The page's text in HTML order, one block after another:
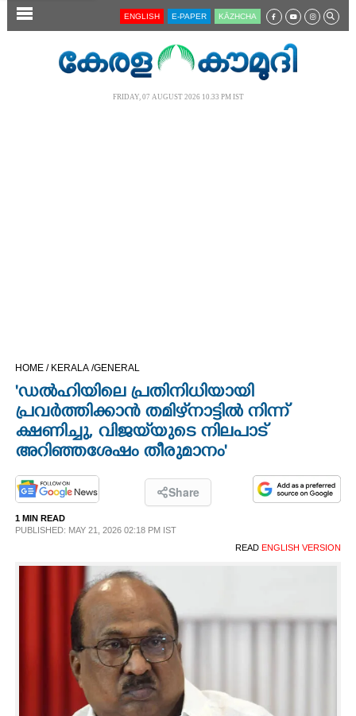
SECTIONS
CINEMA
OPINION
ENGLISH E-PAPER KĀZHCHA
FRIDAY, 07 AUGUST 2026 10.33 PM IST
HOME / KERALA /GENERAL
'ഡൽഹിയിലെ പ്രതിനിധിയായി
പ്രവർത്തിക്കാൻ തമിഴ്‌നാട്ടിൽ നിന്ന്
ക്ഷണിച്ചു,​ വിജയ്‌യുടെ നിലപാട്
അറിഞ്ഞശേഷം തീരുമാനം'
Share
1 MIN READ
PUBLISHED: MAY 21, 2026 02:18 PM IST
READ ENGLISH VERSION